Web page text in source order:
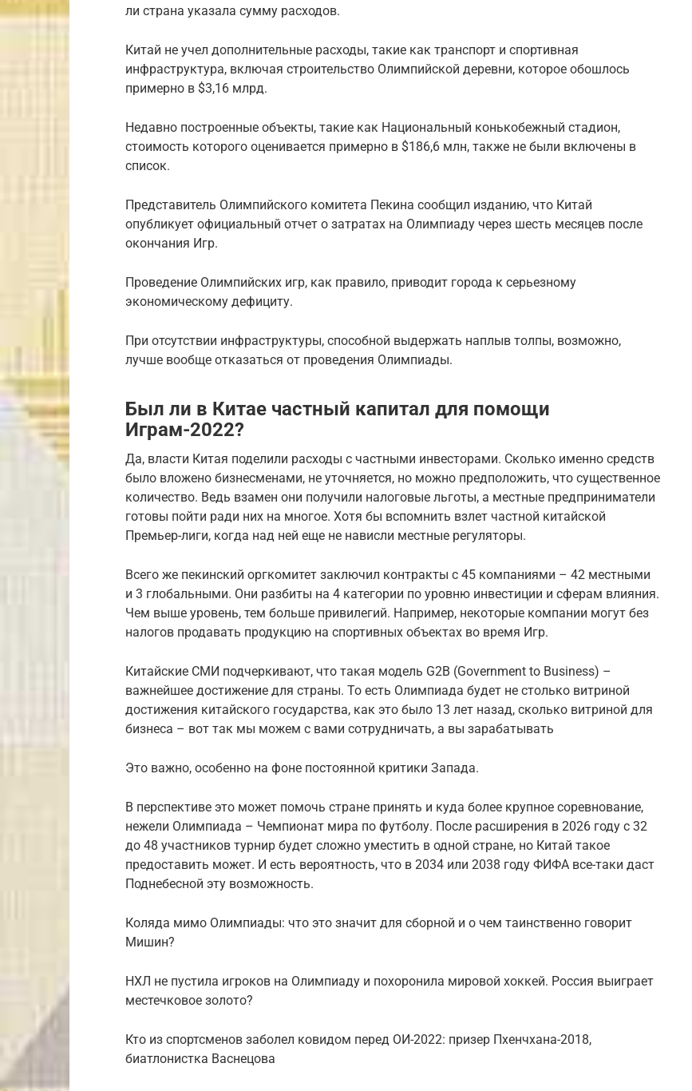
ли страна указала сумму расходов.
Китай не учел дополнительные расходы, такие как транспорт и спортивная
инфраструктура, включая строительство Олимпийской деревни, которое обошлось
примерно в $3,16 млрд.
Недавно построенные объекты, такие как Национальный конькобежный стадион,
стоимость которого оценивается примерно в $186,6 млн, также не были включены в
список.
Представитель Олимпийского комитета Пекина сообщил изданию, что Китай
опубликует официальный отчет о затратах на Олимпиаду через шесть месяцев после
окончания Игр.
Проведение Олимпийских игр, как правило, приводит города к серьезному
экономическому дефициту.
При отсутствии инфраструктуры, способной выдержать наплыв толпы, возможно,
лучше вообще отказаться от проведения Олимпиады.
Был ли в Китае частный капитал для помощи
Играм-2022?
Да, власти Китая поделили расходы с частными инвесторами. Сколько именно средств
было вложено бизнесменами, не уточняется, но можно предположить, что существенное
количество. Ведь взамен они получили налоговые льготы, а местные предприниматели
готовы пойти ради них на многое. Хотя бы вспомнить взлет частной китайской
Премьер-лиги, когда над ней еще не нависли местные регуляторы.
Всего же пекинский оргкомитет заключил контракты с 45 компаниями – 42 местными
и 3 глобальными. Они разбиты на 4 категории по уровню инвестиции и сферам влияния.
Чем выше уровень, тем больше привилегий. Например, некоторые компании могут без
налогов продавать продукцию на спортивных объектах во время Игр.
Китайские СМИ подчеркивают, что такая модель G2B (Government to Business) –
важнейшее достижение для страны. То есть Олимпиада будет не столько витриной
достижения китайского государства, как это было 13 лет назад, сколько витриной для
бизнеса – вот так мы можем с вами сотрудничать, а вы зарабатывать
Это важно, особенно на фоне постоянной критики Запада.
В перспективе это может помочь стране принять и куда более крупное соревнование,
нежели Олимпиада – Чемпионат мира по футболу. После расширения в 2026 году с 32
до 48 участников турнир будет сложно уместить в одной стране, но Китай такое
предоставить может. И есть вероятность, что в 2034 или 2038 году ФИФА все-таки даст
Поднебесной эту возможность.
Коляда мимо Олимпиады: что это значит для сборной и о чем таинственно говорит
Мишин?
НХЛ не пустила игроков на Олимпиаду и похоронила мировой хоккей. Россия выиграет
местечковое золото?
Кто из спортсменов заболел ковидом перед ОИ-2022: призер Пхенчхана-2018,
биатлонистка Васнецова